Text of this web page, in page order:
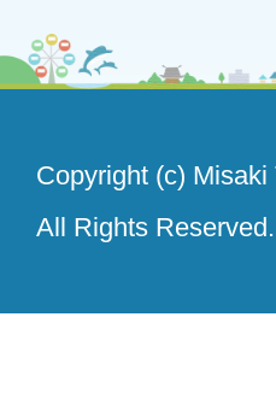
Copyright (c) Misaki
All Rights Reserved.